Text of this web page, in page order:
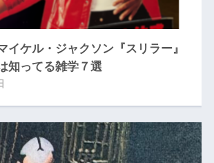
イケル・ジャクソン『スリラー』
知ってる雑学７選